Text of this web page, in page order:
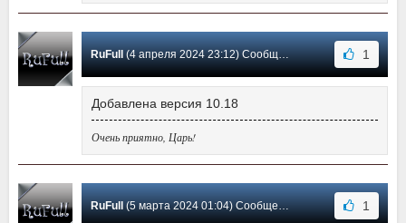
RuFull(4 апреля 2024 23:12) Сообщение #30 1
Добавлена версия 10.18
Очень приятно, Царь!
RuFull(5 марта 2024 01:04) Сообщение #29 1